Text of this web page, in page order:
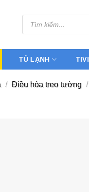
Tìm
kiếm
sản
TỦ LẠNH TIVI
/ Điều hòa treo tường /